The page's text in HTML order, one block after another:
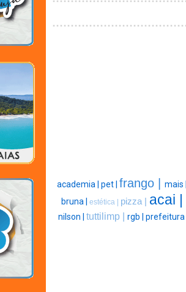
academia | pet | frango | mais |
bruna | estética | pizza | acai |
nilson | tuttilimp | rgb | prefeitura |